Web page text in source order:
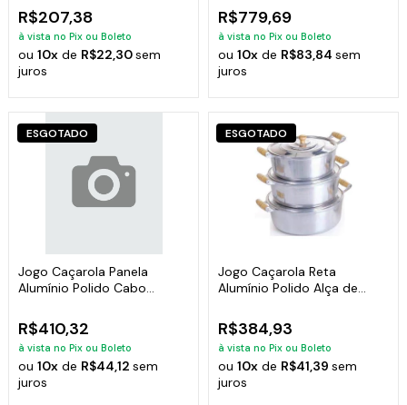
R$207,38
à vista no Pix ou Boleto
ou10x de R$22,30sem
juros
R$779,69
à vista no Pix ou Boleto
ou 10xde R$83,84 sem
juros
ESGOTADO
Jogo Caçarola Panela
Alumínio Polido Cabo
R$410,32
à vista no Pix ou Boleto
ou10x de R$44,12sem
juros
ESGOTADO
Jogo Caçarola Reta
Alumínio Polido Alça de
R$384,93
à vista no Pix ou Boleto
ou 10xde R$41,39 sem
juros